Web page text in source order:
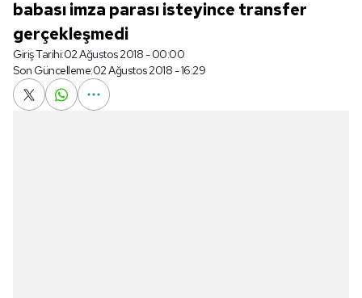
babası imza parası isteyince transfer
gerçekleşmedi
Giriş Tarihi:02 Ağustos 2018 - 00:00
Son Güncelleme:02 Ağustos 2018 - 16:29